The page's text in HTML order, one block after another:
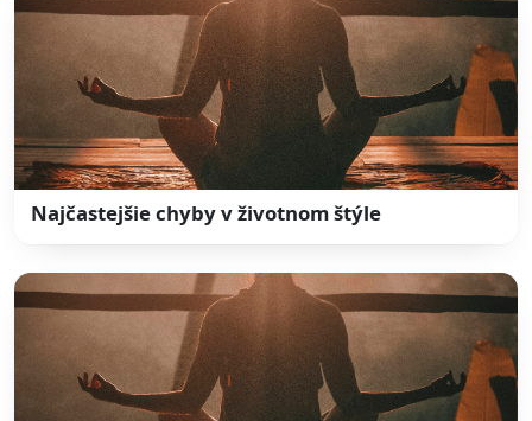
Najčastejšie chyby v životnom štýle